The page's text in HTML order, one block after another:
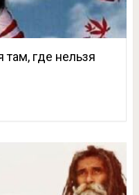
где нельзя